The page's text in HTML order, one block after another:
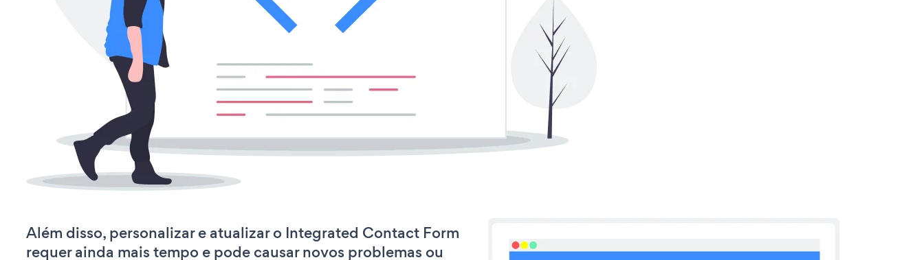
Além disso, personalizar e atualizar o Integrated Contact Form
requer ainda mais tempo e pode causar novos problemas ou